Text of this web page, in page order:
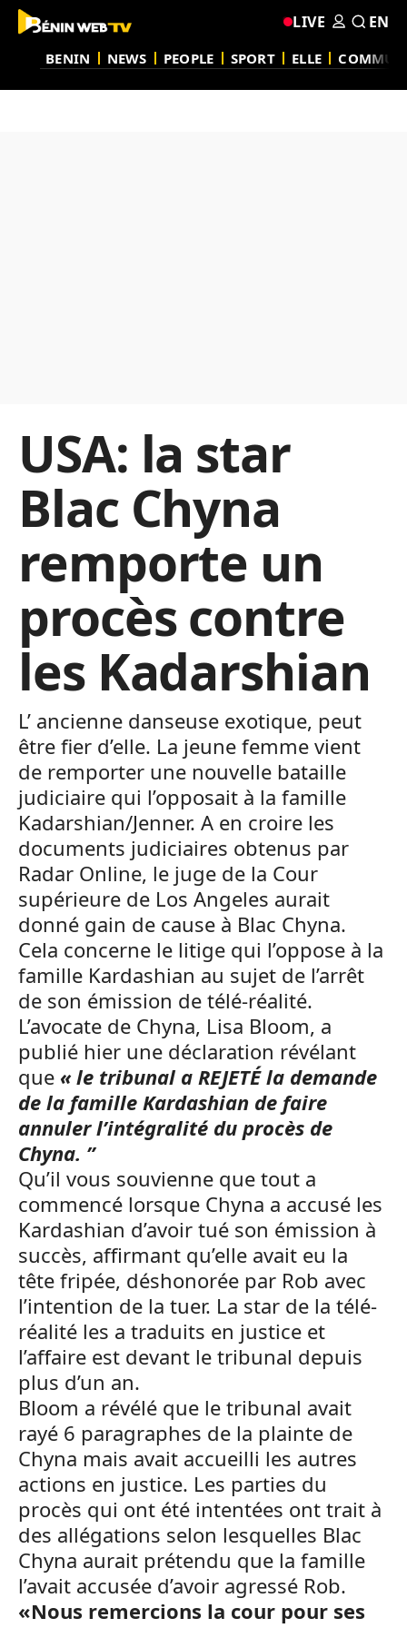
BENIN NEWS PEOPLE SPORT ELLE
LIVE EN
USA: la star
Blac Chyna
remporte un
procès contre
les Kadarshian
L’ ancienne danseuse exotique, peut
être fier d’elle. La jeune femme vient
de remporter une nouvelle bataille
judiciaire qui l’opposait à la famille
Kadarshian/Jenner. A en croire les
documents judiciaires obtenus par
Radar Online, le juge de la Cour
supérieure de Los Angeles aurait
donné gain de cause à Blac Chyna.
Cela concerne le litige qui l’oppose à la
famille Kardashian au sujet de l’arrêt
de son émission de télé-réalité.
L’avocate de Chyna, Lisa Bloom, a
publié hier une déclaration révélant
que « le tribunal a REJETÉ la demande
de la famille Kardashian de faire
annuler l’intégralité du procès de
Chyna. ”
Qu’il vous souvienne que tout a
commencé lorsque Chyna a accusé les
Kardashian d’avoir tué son émission à
succès, affirmant qu’elle avait eu la
tête fripée, déshonorée par Rob avec
l’intention de la tuer. La star de la télé-
réalité les a traduits en justice et
l’affaire est devant le tribunal depuis
plus d’un an.
Bloom a révélé que le tribunal avait
rayé 6 paragraphes de la plainte de
Chyna mais avait accueilli les autres
actions en justice. Les parties du
procès qui ont été intentées ont trait à
des allégations selon lesquelles Blac
Chyna aurait prétendu que la famille
l’avait accusée d’avoir agressé Rob.
«Nous remercions la cour pour ses